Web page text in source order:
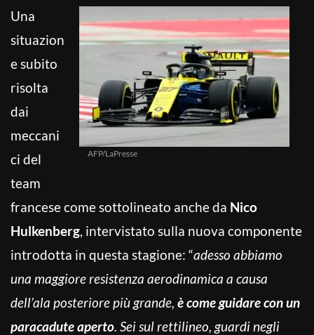
AFP/LaPresse
Una
situazion
e subito
risolta
dai
meccani
ci del
team
francese come sottolineato anche da Nico
Hulkenberg, intervistato sulla nuova componente
introdotta in questa stagione: “adesso abbiamo
una maggiore resistenza aerodinamica a causa
dell’ala posteriore più grande, è come guidare con un
paracadute aperto. Sei sul rettilineo, guardi negli